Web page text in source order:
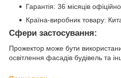
Гарантія: 36 місяців
Країна-виробник товару:
Сфери застосування:
Прожектор може бути
освітлення фасадів будівель та